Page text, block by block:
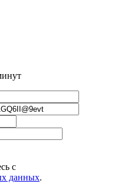
с
данных.